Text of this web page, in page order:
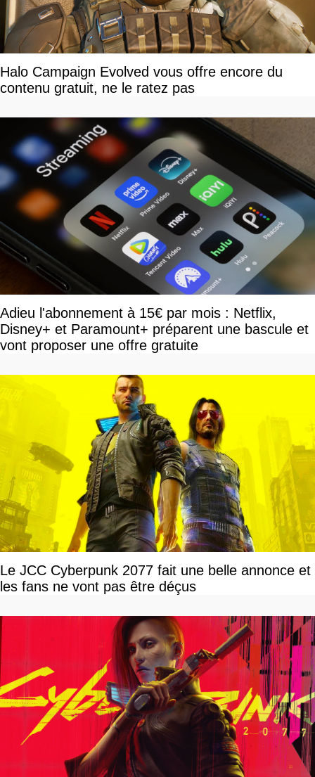
Halo Campaign Evolved vous offre encore du
contenu gratuit, ne le ratez pas
Adieu l'abonnement à 15€ par mois : Netflix,
Disney+ et Paramount+ préparent une bascule et
vont proposer une offre gratuite
Le JCC Cyberpunk 2077 fait une belle annonce et
les fans ne vont pas être déçus